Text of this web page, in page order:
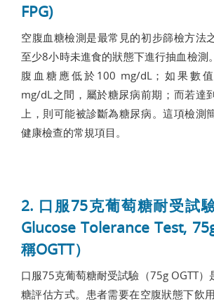
FPG)
空腹血糖檢測是最常見的初步篩檢方法
至少8小時未進食的狀態下進行抽血檢測
腹血糖應低於100 mg/dL；如果數
mg/dL之間，屬於糖尿病前期；而若達
上，則可能被診斷為糖尿病。這項檢測
健康檢查的常規項目。
2. 口服75克葡萄糖耐受試
Glucose Tolerance Test,
稱OGTT）
口服75克葡萄糖耐受試驗（75g OGTT）
糖評估方式。患者需要在空腹狀態下飲